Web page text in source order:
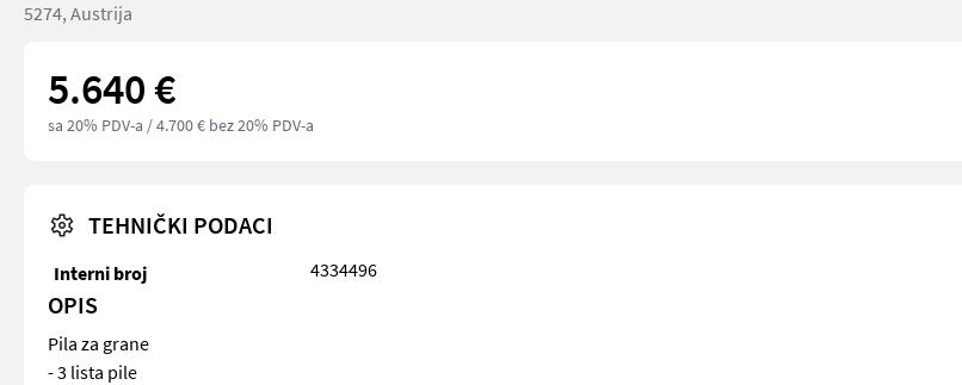
5274, Austrija
5.640 €
sa 20% PDV-a / 4.700 € bez 20% PDV-a
TEHNIČKI PODACI
Interni broj 4334496
OPIS
Pila za grane
- 3 lista pile